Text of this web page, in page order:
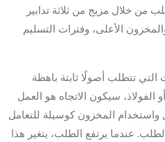
من خلال مزيج من ثلاثة تدابير
الأعلى، وفترات التسليم
تتطلب أصولًا ثابتة باهظة
الفولاذ، سيكون الاتجاه هو العمل
واستخدام المخزون كوسيلة للتعامل
عندما يرتفع الطلب، يتغير هذا